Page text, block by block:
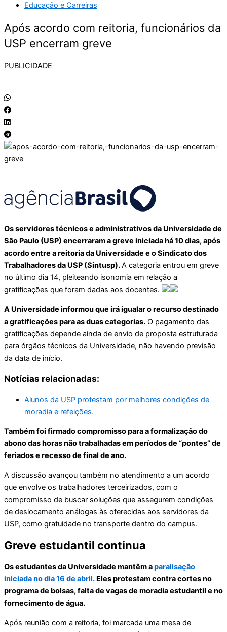
Educação e Carreiras
Após acordo com reitoria, funcionários da
USP encerram greve
PUBLICIDADE
Os servidores técnicos e administrativos da Universidade de
São Paulo (USP) encerraram a greve iniciada há 10 dias, após
acordo entre a reitoria da Universidade e o Sindicato dos
Trabalhadores da USP (Sintusp).A categoria entrou em greve
no último dia 14, pleiteando isonomia em relação a
gratificações que foram dadas aos docentes.
A Universidade informou que irá igualar o recurso destinado
a gratificações para as duas categorias. O pagamento das
gratificações depende ainda de envio de proposta estruturada
para órgãos técnicos da Universidade, não havendo previsão
da data de início.
Notícias relacionadas:
Alunos da USP protestam por melhores condições de
moradia e refeições.
Também foi firmado compromisso para a formalização do
abono das horas não trabalhadas em períodos de “pontes” de
feriados e recesso de final de ano.
A discussão avançou também no atendimento a um acordo
que envolve os trabalhadores terceirizados, com o
compromisso de buscar soluções que assegurem condições
de deslocamento análogas às oferecidas aos servidores da
USP, como gratuidade no transporte dentro do campus.
Greve estudantil continua
Os estudantes da Universidade mantêm aparalisação
iniciada no dia 16 de abril. Eles protestam contra cortes no
programa de bolsas, falta de vagas de moradia estudantil e no
fornecimento de água.
Após reunião com a reitoria, foi marcada uma mesa de